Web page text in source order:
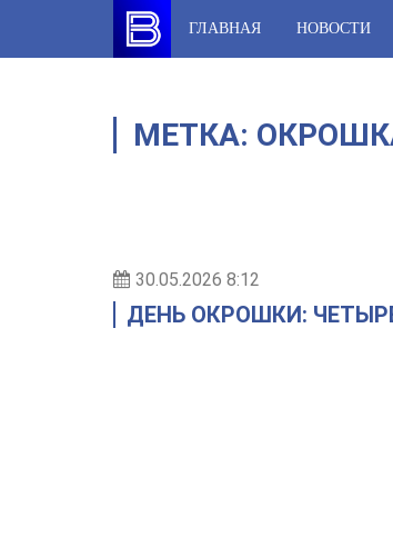
content
ГЛАВНАЯ НОВОСТИ
МЕТКА:
30.05.2026 8:12
ДЕНЬ ОКРОШКИ: